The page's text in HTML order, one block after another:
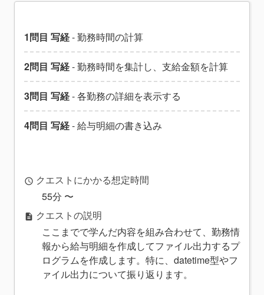
1問目 写経- 勤務時間の計算
2問目 写経- 勤務時間を集計し、支給金額を計算
3問目 写経- 各勤務の詳細を表示する
4問目 写経- 給与明細の書き込み
access_time クエストにかかる想定時間
55分 〜
description クエストの説明
ここまでで学んだ内容を組み合わせて、勤務情
報から給与明細を作成してファイル出力するプ
ログラムを作成します。特に、datetime型やフ
ァイル出力について振り返ります。